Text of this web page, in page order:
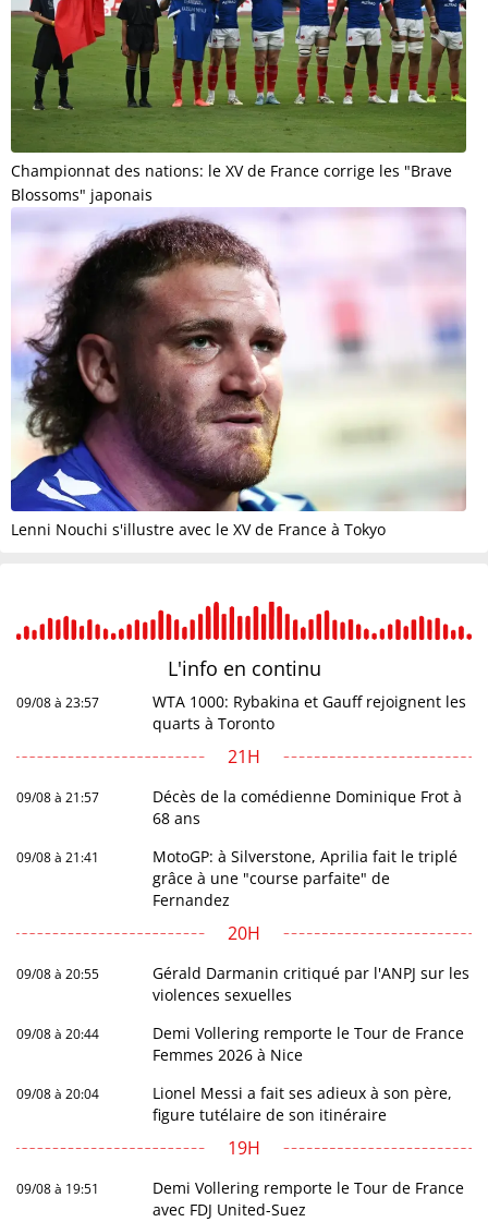
Championnat des nations: le XV de France corrige les "Brave
Blossoms" japonais
Lenni Nouchi s'illustre avec le XV de France à Tokyo
L'info en continu
09/08 à 23:57
WTA 1000: Rybakina et Gauff rejoignent les
quarts à Toronto
21H
09/08 à 21:57
Décès de la comédienne Dominique Frot à
68 ans
09/08 à 21:41
MotoGP: à Silverstone, Aprilia fait le triplé
grâce à une "course parfaite" de
Fernandez
20H
09/08 à 20:55
Gérald Darmanin critiqué par l'ANPJ sur les
violences sexuelles
09/08 à 20:44
Demi Vollering remporte le Tour de France
Femmes 2026 à Nice
09/08 à 20:04
Lionel Messi a fait ses adieux à son père,
figure tutélaire de son itinéraire
19H
09/08 à 19:51
Demi Vollering remporte le Tour de France
avec FDJ United-Suez